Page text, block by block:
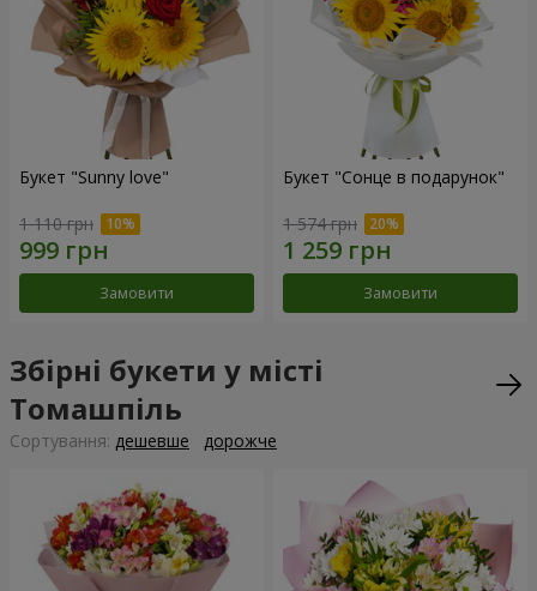
Букет "Sunny love"
1 110 грн
Замовити
Букет "Сонце в подарунок"
1 574 грн
Замовити
Збірні букети у місті
Томашпіль
Сортування: дешевше дорожче